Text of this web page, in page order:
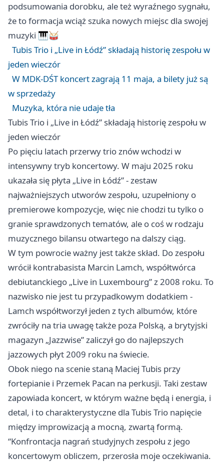
podsumowania dorobku, ale też wyraźnego sygnału,
że to formacja wciąż szuka nowych miejsc dla swojej
muzyki 🎹🥁
Tubis Trio i „Live in Łódź” składają historię zespołu w
jeden wieczór
W MDK-DŚT koncert zagrają 11 maja, a bilety już są
w sprzedaży
Muzyka, która nie udaje tła
Tubis Trio i „Live in Łódź” składają historię zespołu w
jeden wieczór
Po pięciu latach przerwy trio znów wchodzi w
intensywny tryb koncertowy. W maju 2025 roku
ukazała się płyta „Live in Łódź” - zestaw
najważniejszych utworów zespołu, uzupełniony o
premierowe kompozycje, więc nie chodzi tu tylko o
granie sprawdzonych tematów, ale o coś w rodzaju
muzycznego bilansu otwartego na dalszy ciąg.
W tym powrocie ważny jest także skład. Do zespołu
wrócił kontrabasista Marcin Lamch, współtwórca
debiutanckiego „Live in Luxembourg” z 2008 roku. To
nazwisko nie jest tu przypadkowym dodatkiem -
Lamch współtworzył jeden z tych albumów, które
zwróciły na tria uwagę także poza Polską, a brytyjski
magazyn „Jazzwise” zaliczył go do najlepszych
jazzowych płyt 2009 roku na świecie.
Obok niego na scenie staną Maciej Tubis przy
fortepianie i Przemek Pacan na perkusji. Taki zestaw
zapowiada koncert, w którym ważne będą i energia, i
detal, i to charakterystyczne dla Tubis Trio napięcie
między improwizacją a mocną, zwartą formą.
“Konfrontacja nagrań studyjnych zespołu z jego
koncertowym obliczem, przerosła moje oczekiwania.